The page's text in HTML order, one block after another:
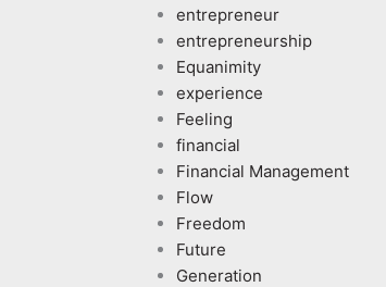
entrepreneur
entrepreneurship
Equanimity
experience
Feeling
financial
Financial Management
Flow
Freedom
Future
Generation